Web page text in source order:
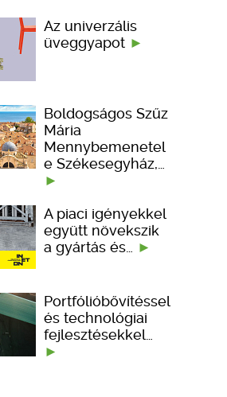
Az univerzális
üveggyapot
Boldogságos Szűz
Mária
Mennybemenetel
e Székesegyház,…
A piaci igényekkel
együtt növekszik
a gyártás és…
Portfólióbővítéssel
és technológiai
fejlesztésekkel…